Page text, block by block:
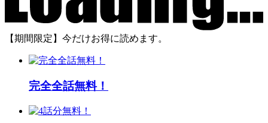
【期間限定】今だけお得に読めます。
完全全話無料！